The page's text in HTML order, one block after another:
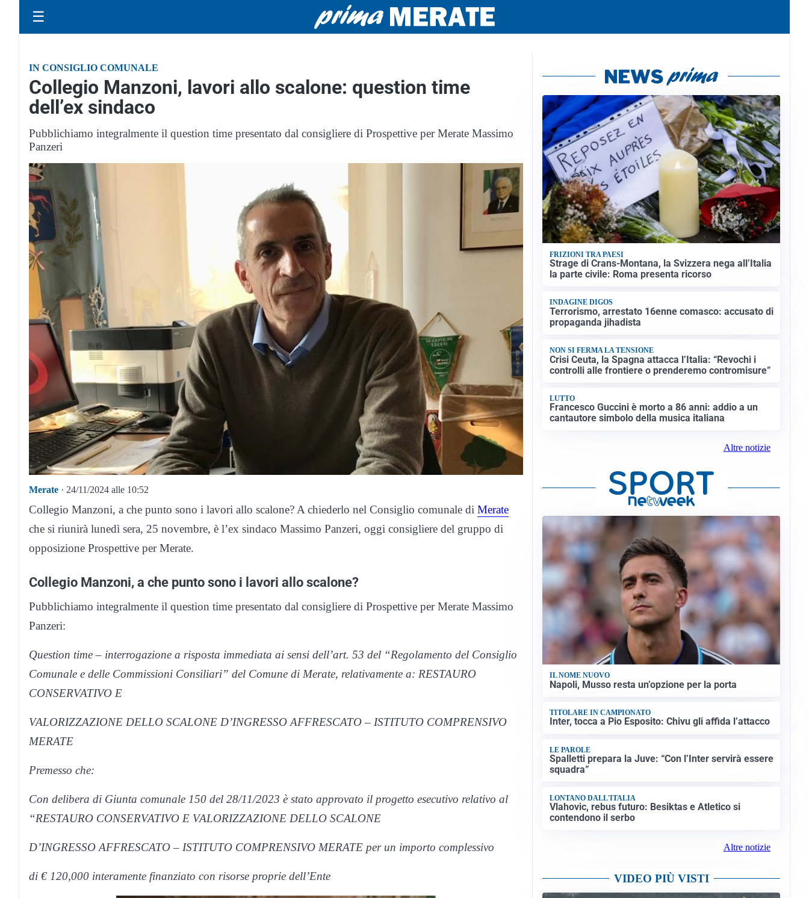
☰
IN CONSIGLIO COMUNALE
Collegio Manzoni, lavori allo scalone: question time
dell’ex sindaco
Pubblichiamo integralmente il question time presentato dal consigliere di Prospettive per Merate Massimo
Panzeri
Merate · 24/11/2024 alle 10:52
Collegio Manzoni, a che punto sono i lavori allo scalone? A chiederlo nel Consiglio comunale di Merate
che si riunirà lunedì sera, 25 novembre, è l’ex sindaco Massimo Panzeri, oggi consigliere del gruppo di
opposizione Prospettive per Merate.
Collegio Manzoni, a che punto sono i lavori allo scalone?
Pubblichiamo integralmente il question time presentato dal consigliere di Prospettive per Merate Massimo
Panzeri:
Question time – interrogazione a risposta immediata ai sensi dell’art. 53 del “Regolamento del Consiglio
Comunale e delle Commissioni Consiliari” del Comune di Merate, relativamente a: RESTAURO
CONSERVATIVO E
VALORIZZAZIONE DELLO SCALONE D’INGRESSO AFFRESCATO – ISTITUTO COMPRENSIVO
MERATE
Premesso che:
Con delibera di Giunta comunale 150 del 28/11/2023 è stato approvato il progetto esecutivo relativo al
“RESTAURO CONSERVATIVO E VALORIZZAZIONE DELLO SCALONE
D’INGRESSO AFFRESCATO – ISTITUTO COMPRENSIVO MERATE per un importo complessivo
di € 120,000 interamente finanziato con risorse proprie dell’Ente
FRIZIONI TRA PAESI
Strage di Crans-Montana, la Svizzera nega all’Italia
la parte civile: Roma presenta ricorso
INDAGINE DIGOS
Terrorismo, arrestato 16enne comasco: accusato di
propaganda jihadista
NON SI FERMA LA TENSIONE
Crisi Ceuta, la Spagna attacca l’Italia: “Revochi i
controlli alle frontiere o prenderemo contromisure”
LUTTO
Francesco Guccini è morto a 86 anni: addio a un
cantautore simbolo della musica italiana
Altre notizie
IL NOME NUOVO
Napoli, Musso resta un’opzione per la porta
TITOLARE IN CAMPIONATO
Inter, tocca a Pio Esposito: Chivu gli affida l’attacco
LE PAROLE
Spalletti prepara la Juve: “Con l’Inter servirà essere
squadra”
LONTANO DALL'ITALIA
Vlahovic, rebus futuro: Besiktas e Atletico si
contendono il serbo
Altre notizie
VIDEO PIÙ VISTI